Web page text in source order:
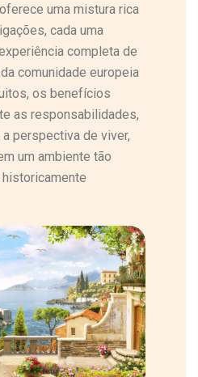
uma mistura rica
cada uma
completa de
comunidade europeia
os benefícios
as responsabilidades,
perspectiva de viver,
um ambiente tão